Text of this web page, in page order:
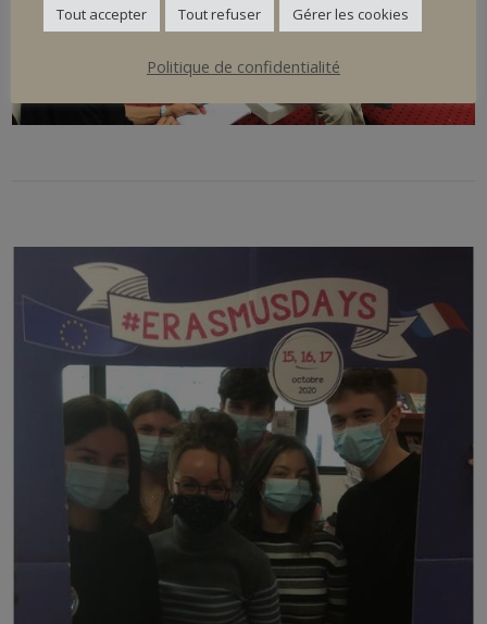
Tout accepter Tout refuser Gérer les cookies
Politique de confidentialité